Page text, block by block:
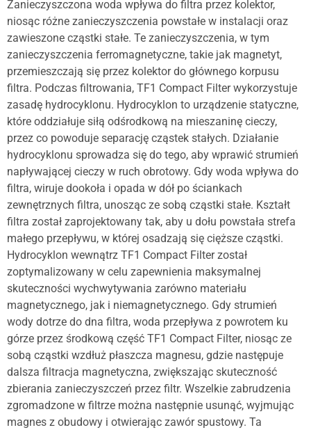
Zanieczyszczona woda wpływa do filtra przez kolektor,
niosąc różne zanieczyszczenia powstałe w instalacji oraz
zawieszone cząstki stałe. Te zanieczyszczenia, w tym
zanieczyszczenia ferromagnetyczne, takie jak magnetyt,
przemieszczają się przez kolektor do głównego korpusu
filtra. Podczas filtrowania, TF1 Compact Filter wykorzystuje
zasadę hydrocyklonu. Hydrocyklon to urządzenie statyczne,
które oddziałuje siłą odśrodkową na mieszaninę cieczy,
przez co powoduje separację cząstek stałych. Działanie
hydrocyklonu sprowadza się do tego, aby wprawić strumień
napływającej cieczy w ruch obrotowy. Gdy woda wpływa do
filtra, wiruje dookoła i opada w dół po ściankach
zewnętrznych filtra, unosząc ze sobą cząstki stałe. Kształt
filtra został zaprojektowany tak, aby u dołu powstała strefa
małego przepływu, w której osadzają się cięższe cząstki.
Hydrocyklon wewnątrz TF1 Compact Filter został
zoptymalizowany w celu zapewnienia maksymalnej
skuteczności wychwytywania zarówno materiału
magnetycznego, jak i niemagnetycznego. Gdy strumień
wody dotrze do dna filtra, woda przepływa z powrotem ku
górze przez środkową część TF1 Compact Filter, niosąc ze
sobą cząstki wzdłuż płaszcza magnesu, gdzie następuje
dalsza filtracja magnetyczna, zwiększając skuteczność
zbierania zanieczyszczeń przez filtr. Wszelkie zabrudzenia
zgromadzone w filtrze można następnie usunąć, wyjmując
magnes z obudowy i otwierając zawór spustowy. Ta